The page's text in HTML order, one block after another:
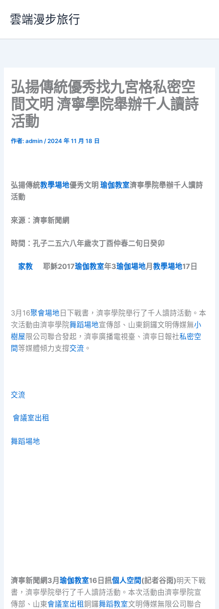
要
雲端漫步旅行
弘揚傳統優秀找九宮格私密空
間文明 濟寧學院舉辦千人讀詩
活動
作者:admin/2024 年 11 月 18 日
弘揚傳統教學場地優秀文明瑜伽教室濟寧學院舉辦千人讀詩
活動
來源：濟寧新聞網
時間：孔子二五六八年歲次丁酉仲春二旬日癸卯
家教 耶穌2017瑜伽教室年3瑜伽場地月教學場地17日
3月16聚會場地 日下戰書，濟寧學院舉行了千人讀詩活動。本
次活動由濟寧學院舞蹈場地宣傳部、山東銅鑼文明傳媒無小
樹屋限公司聯合發起，濟寧廣播電視臺、濟寧日報社私密空
間等媒體傾力支撐交流 。
交流
會議室出租
舞蹈場地
濟寧新聞網3月瑜伽教室16日訊個人空間(記者谷雨)明天下戰
書，濟寧學院舉行了千人讀詩活動。本次活動由濟寧學院宣
傳部、山東會議室出租銅鑼舞蹈教室文明傳媒無限公司聯合